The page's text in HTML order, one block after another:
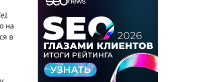
на
в